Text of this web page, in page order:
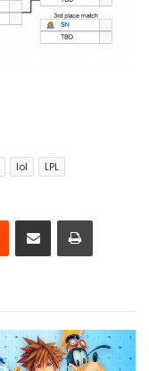
lol
LPL
Reddit Compartir por correo electrónicoImprimir